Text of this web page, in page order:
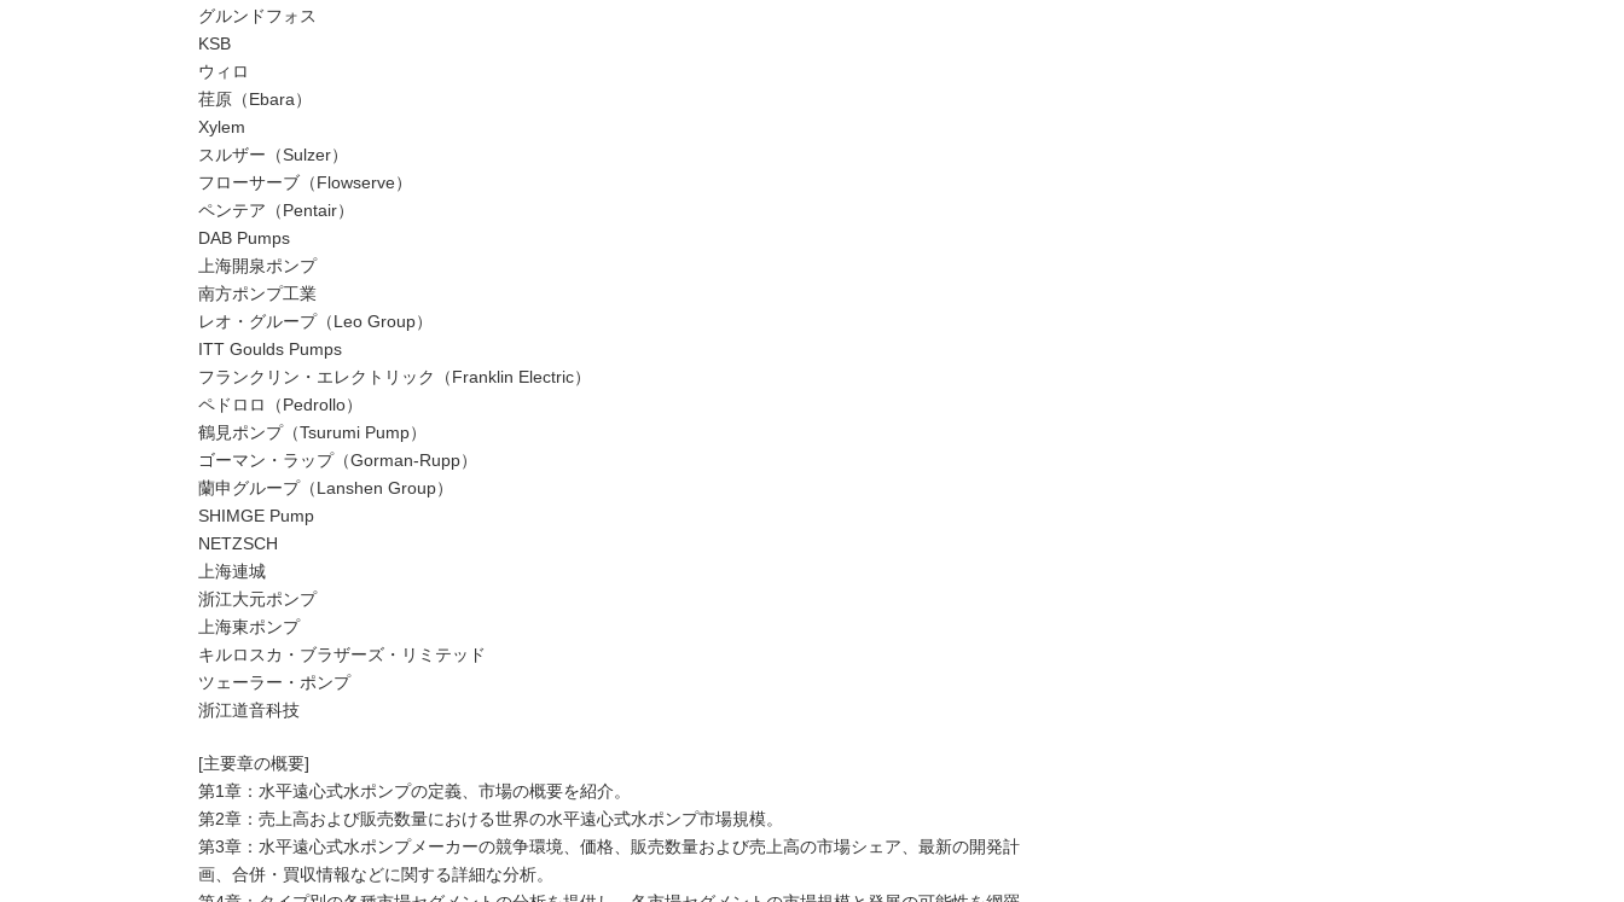
グルンドフォス
KSB
ウィロ
荏原（Ebara）
Xylem
スルザー（Sulzer）
フローサーブ（Flowserve）
ペンテア（Pentair）
DAB Pumps
上海開泉ポンプ
南方ポンプ工業
レオ・グループ（Leo Group）
ITT Goulds Pumps
フランクリン・エレクトリック（Franklin Electric）
ペドロロ（Pedrollo）
鶴見ポンプ（Tsurumi Pump）
ゴーマン・ラップ（Gorman-Rupp）
蘭申グループ（Lanshen Group）
SHIMGE Pump
NETZSCH
上海連城
浙江大元ポンプ
上海東ポンプ
キルロスカ・ブラザーズ・リミテッド
ツェーラー・ポンプ
浙江道音科技
[主要章の概要]
第1章：水平遠心式水ポンプの定義、市場の概要を紹介。
第2章：売上高および販売数量における世界の水平遠心式水ポンプ市場規模。
第3章：水平遠心式水ポンプメーカーの競争環境、価格、販売数量および売上高の市場シェア、最新の開発計
画、合併・買収情報などに関する詳細な分析。